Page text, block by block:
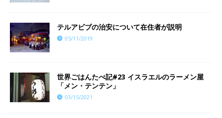
テルアビブの治安について在住者が説明
05/11/2019
世界ごはんたべ記#23 イスラエルのラーメン屋
「メン・テンテン」
03/15/2021